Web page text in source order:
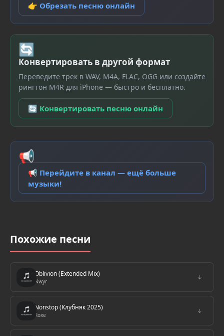
👉 Обрезать песню онлайн
🔄
Конвертировать в другой формат
Переведите трек в WAV, M4A, FLAC, OGG или создайте
рингтон M4R для iPhone — быстро и бесплатно.
🔄 Конвертировать песню онлайн
📢
📢 Перейдите в канал — ещё больше
музыки!
Похожие песни
Oblivion (Extended Mix)
Nwyr
↓
Nonstop (Клубняк 2025)
Roxe
↓